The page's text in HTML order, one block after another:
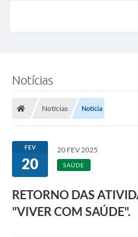
Notícias
Notícias Notícia
FEV
20
20 FEV 2025
SAÚDE
RETORNO DAS
"VIVER COM SAÚDE".